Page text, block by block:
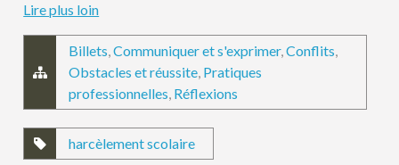
Lire plus loin
Billets,Communiquer et s'exprimer,Conflits,
Obstacles et réussite, Pratiques
professionnelles, Réflexions
harcèlement scolaire